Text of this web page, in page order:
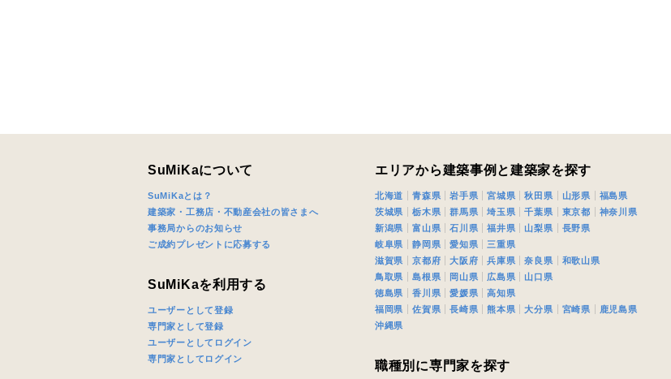
同居する家族構成
資料請求にあたっての注意事項
閉じる
SuMiKaについて
SuMiKaとは？
建築家・工務店・不動産会社の皆さまへ
事務局からのお知らせ
ご成約プレゼントに応募する
SuMiKaを利用する
ユーザーとして登録
専門家として登録
ユーザーとしてログイン
専門家としてログイン
エリアから建築事例と建築家を探す
北海道 青森県 岩手県 宮城県 秋田県 山形県
福島県
茨城県
栃木県 群馬県 埼玉県 千葉県 東京都
神奈川県
新潟県
富山県 石川県 福井県 山梨県
長野県
岐阜県
静岡県 愛知県
三重県
滋賀県
京都府 大阪府 兵庫県 奈良県
和歌山県
鳥取県
島根県 岡山県 広島県
山口県
徳島県
香川県 愛媛県
高知県
福岡県
佐賀県 長崎県 熊本県 大分県 宮崎県
鹿児島県
沖縄県
職種別に専門家を探す